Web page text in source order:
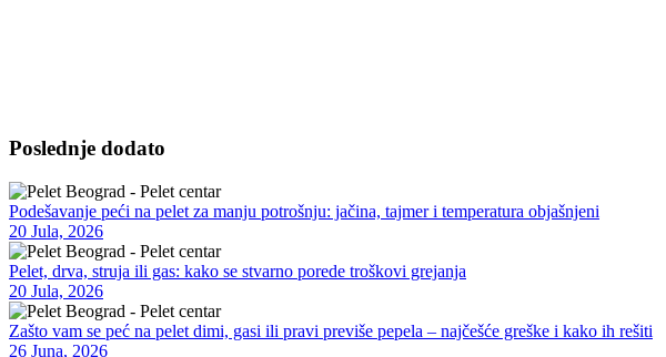
Poslednje dodato
Podešavanje peći na pelet za manju potrošnju: jačina, tajmer i temperatura objašnjeni
20 Jula, 2026
Pelet, drva, struja ili gas: kako se stvarno porede troškovi grejanja
20 Jula, 2026
Zašto vam se peć na pelet dimi, gasi ili pravi previše pepela – najčešće greške i kako ih rešiti
26 Juna, 2026